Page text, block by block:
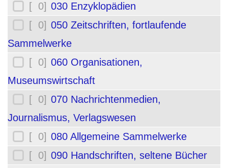
[ 0] 030 Enzyklopädien
[ 0] 050 Zeitschriften, fortlaufende
Sammelwerke
[ 0] 060 Organisationen,
Museumswirtschaft
[ 0] 070 Nachrichtenmedien,
Journalismus, Verlagswesen
[ 0] 080 Allgemeine Sammelwerke
[ 0] 090 Handschriften, seltene Bücher